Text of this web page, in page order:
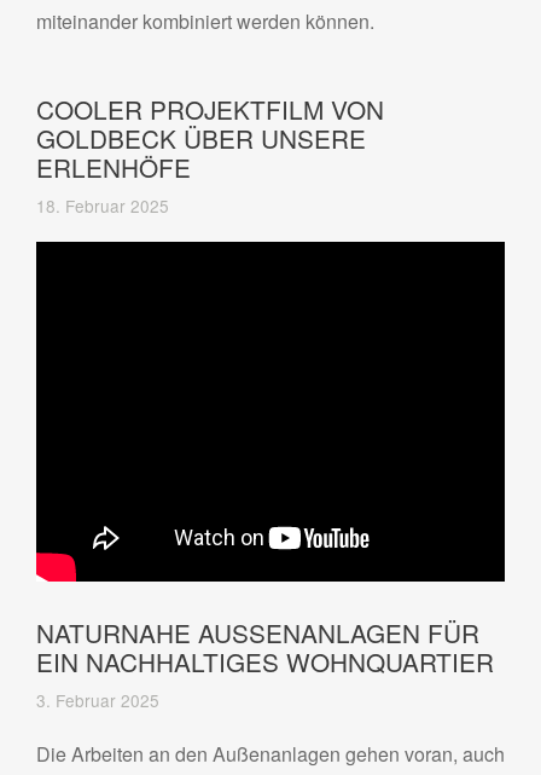
miteinander kombiniert werden können.
COOLER PROJEKTFILM VON
GOLDBECK ÜBER UNSERE
ERLENHÖFE
18. Februar 2025
NATURNAHE AUSSENANLAGEN FÜR E
IN NACHHALTIGES WOHNQUARTIER
3. Februar 2025
Die Arbeiten an den Außenanlagen gehen voran, auch